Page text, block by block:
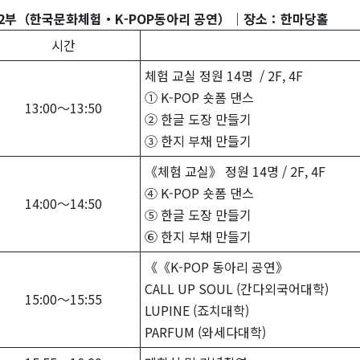
부（한국문화체험・K-POP동아리 공연）｜장소：한마당홀
시간
13:00～13:50
체험 교실 정원 14명 / 2F, 4F
① K-POP 숏폼 댄스
② 한글 도장 만들기
③ 한지 부채 만들기
14:00～14:50
《체험 교실》 정원 14명 / 2F, 4F
④ K-POP 숏폼 댄스
⑤ 한글 도장 만들기
⑥ 한지 부채 만들기
15:00～15:55
《《K-POP 동아리 공연》
CALL UP SOUL (간다외국어대학)
LUPINE (죠치대학)
PARFUM (와세다대학)